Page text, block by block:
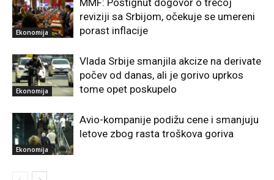
Ekonomija
reviziji sa Srbijom, očekuje se umereni
porast inflacije
Ekonomija
Vlada Srbije smanjila akcize na derivate
počev od danas, ali je gorivo uprkos
tome opet poskupelo
Ekonomija
Avio-kompanije podižu cene i smanjuju
letove zbog rasta troškova goriva